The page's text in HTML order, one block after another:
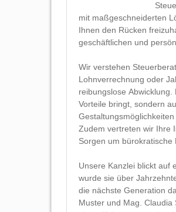
mit maßgeschneiderten
Ihnen den Rücken
geschäftlichen und
Wir verstehen
Lohnverrechnung oder
reibungslose
Vorteile bringt, sondern
Zudem vertreten wir Ihre
Sorgen um bürokratische
Unsere Kanzlei blickt auf
wurde sie über
die nächste Generation
Muster und Mag.